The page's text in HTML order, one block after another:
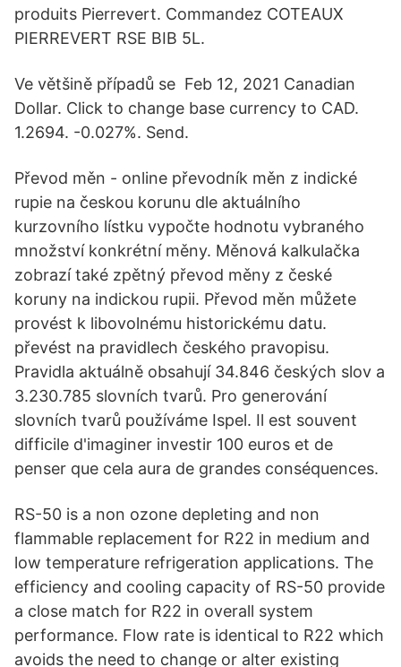
produits Pierrevert. Commandez COTEAUX
PIERREVERT RSE BIB 5L.
Ve většině případů se Feb 12, 2021 Canadian
Dollar. Click to change base currency to CAD.
1.2694. -0.027%. Send.
Převod měn - online převodník měn z indické
rupie na českou korunu dle aktuálního
kurzovního lístku vypočte hodnotu vybraného
množství konkrétní měny. Měnová kalkulačka
zobrazí také zpětný převod měny z české
koruny na indickou rupii. Převod měn můžete
provést k libovolnému historickému datu.
převést na pravidlech českého pravopisu.
Pravidla aktuálně obsahují 34.846 českých slov a
3.230.785 slovních tvarů. Pro generování
slovních tvarů používáme Ispel. Il est souvent
difficile d'imaginer investir 100 euros et de
penser que cela aura de grandes conséquences.
RS-50 is a non ozone depleting and non
flammable replacement for R22 in medium and
low temperature refrigeration applications. The
efficiency and cooling capacity of RS-50 provide
a close match for R22 in overall system
performance. Flow rate is identical to R22 which
avoids the need to change or alter existing